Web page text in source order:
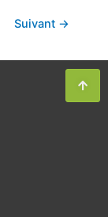
Suivant →